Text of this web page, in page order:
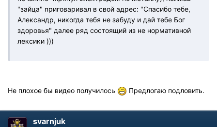
"зайца" приговаривал в свой адрес: "Спасибо тебе,
Александр, никогда тебя не забуду и дай тебе Бог
здоровья" далее ряд состоящий из не нормативной
лексики )))
Не плохое бы видео получилось Предлогаю подловить.
svarnjuk